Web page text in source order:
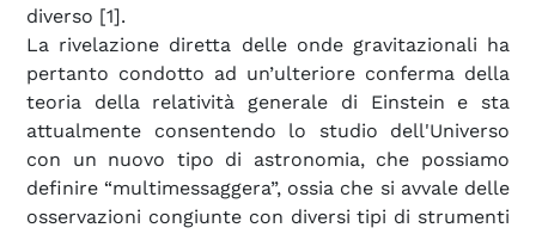
diverso [1].
La rivelazione diretta delle onde gravitazionali ha
pertanto condotto ad un’ulteriore conferma della
teoria della relatività generale di Einstein e sta
attualmente consentendo lo studio dell'Universo
con un nuovo tipo di astronomia, che possiamo
definire “multimessaggera”, ossia che si avvale delle
osservazioni congiunte con diversi tipi di strumenti